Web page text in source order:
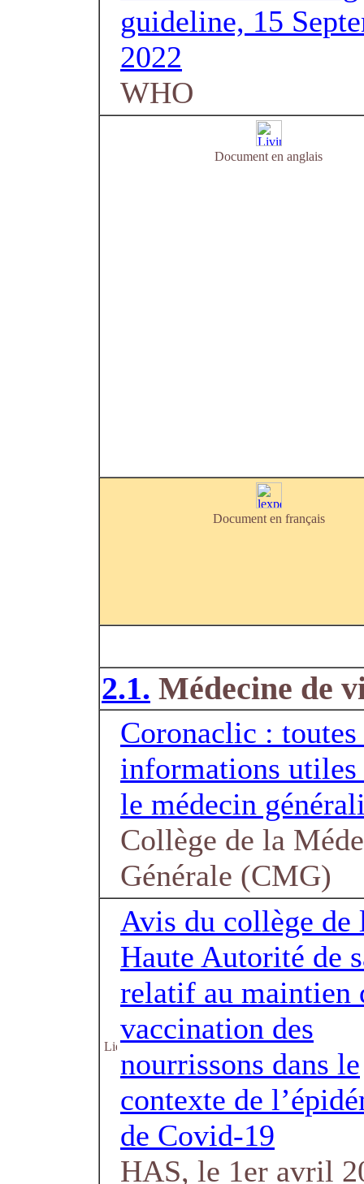
guideline, 15
2022
WHO
Document en anglais
Document en français
2.1. Médecine de
Coronaclic : toutes
informations utiles
le médecin
Collège de la
Générale (CMG)
Avis du collège de
Haute Autorité de
relatif au maintien
vaccination des
nourrissons dans le
contexte de
de Covid-19
HAS, le 1er avril